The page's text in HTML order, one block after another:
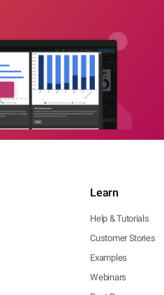
Learn
Help & Tutorials
Customer Stories
Examples
Webinars